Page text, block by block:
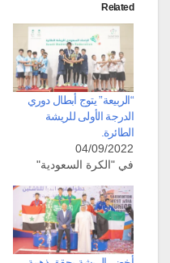
Related
“الربيعة” يتوج أبطال دوري
الدرجة الأولى للريشة
الطائرة.
04/09/2022
في "الكرة السعودية"